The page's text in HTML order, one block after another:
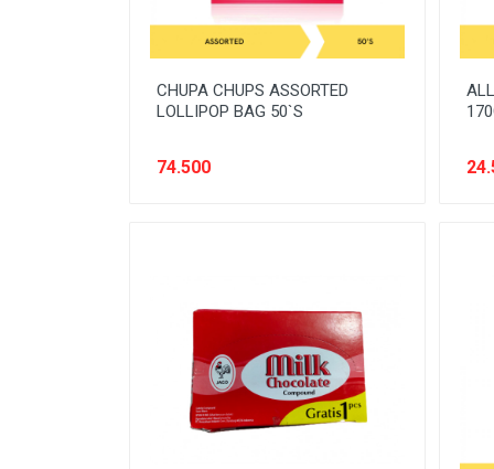
PERLINDUNGAN SANITASI
PEST CONTROL
PRODUK VEGETARIAN
PROTECTIVE WEAR
SAUS & KECAP
CHUPA CHUPS ASSORTED
LOLLIPOP BAG 50`S
74.500